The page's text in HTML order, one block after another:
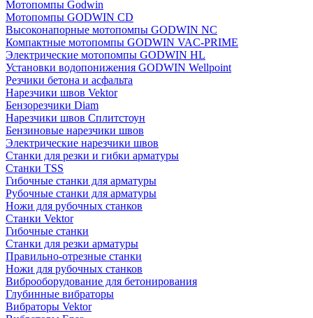
Мотопомпы Godwin
Мотопомпы GODWIN CD
Высоконапорные мотопомпы GODWIN NC
Компактные мотопомпы GODWIN VAC-PRIME
Электрические мотопомпы GODWIN HL
Установки водопонижения GODWIN Wellpoint
Резчики бетона и асфальта
Нарезчики швов Vektor
Бензорезчики Diam
Нарезчики швов Сплитстоун
Бензиновые нарезчики швов
Электрические нарезчики швов
Станки для резки и гибки арматуры
Станки TSS
Гибочные станки для арматуры
Рубочные станки для арматуры
Ножи для рубочных станков
Станки Vektor
Гибочные станки
Станки для резки арматуры
Правильно-отрезные станки
Ножи для рубочных станков
Виброоборудование для бетонирования
Глубинные вибраторы
Вибраторы Vektor